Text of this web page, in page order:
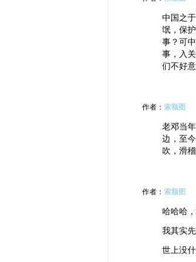
中国之
氓，保
事？可
事，入
们不好
作者： 索额图
老邓当
边，至
吹，滑稽
作者： 索额图
哈哈哈
我其实
世上没